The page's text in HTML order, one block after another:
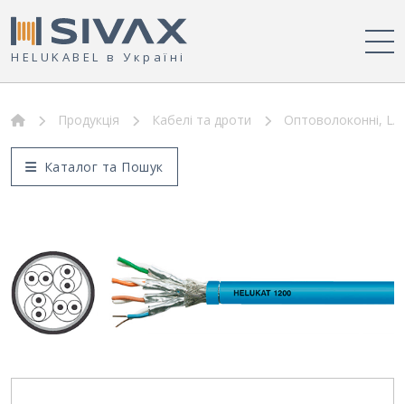
HELUKABEL в Україні
Продукція Кабелі та дроти Оптоволоконні,
Каталог та Пошук